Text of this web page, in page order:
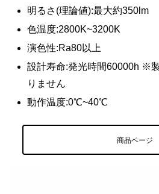
明るさ(理論値):最大約350lm
色温度:2800K~3200K
演色性:Ra80以上
設計寿命:発光時間60000h ※
りません
動作温度:0℃~40℃
商品ページ